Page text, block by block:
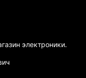
электроники.